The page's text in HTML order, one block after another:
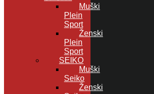
Muški
Plein
Sport
Ženski
Plein
Sport
SEIKO
Muški
Seiko
Ženski